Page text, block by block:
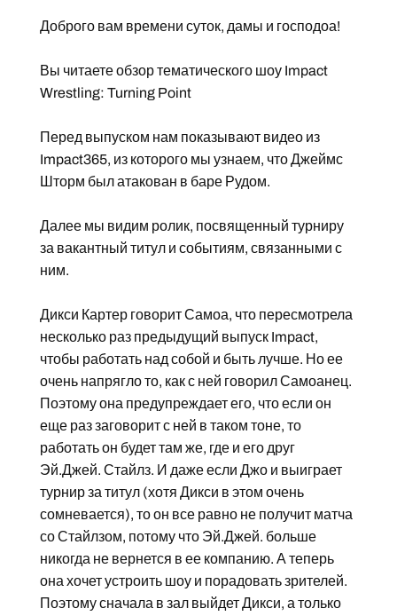
Доброго вам времени суток, дамы и господоа!
Вы читаете обзор тематического шоу Impact
Wrestling: Turning Point
Перед выпуском нам показывают видео из
Impact365, из которого мы узнаем, что Джеймс
Шторм был атакован в баре Рудом.
Далее мы видим ролик, посвященный турниру
за вакантный титул и событиям, связанными с
ним.
Дикси Картер говорит Самоа, что пересмотрела
несколько раз предыдущий выпуск Impact,
чтобы работать над собой и быть лучше. Но ее
очень напрягло то, как с ней говорил Самоанец.
Поэтому она предупреждает его, что если он
еще раз заговорит с ней в таком тоне, то
работать он будет там же, где и его друг
Эй.Джей. Стайлз. И даже если Джо и выиграет
турнир за титул (хотя Дикси в этом очень
сомневается), то он все равно не получит матча
со Стайлзом, потому что Эй.Джей. больше
никогда не вернется в ее компанию. А теперь
она хочет устроить шоу и порадовать зрителей.
Поэтому сначала в зал выйдет Дикси, а только